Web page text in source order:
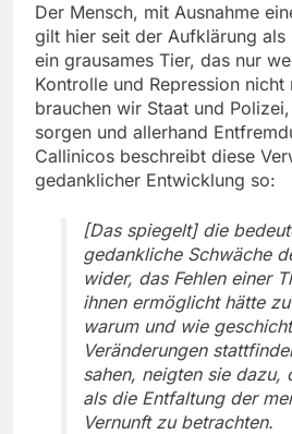
Der Mensch, mit Ausnahme
gilt hier seit der Aufklärung als
ein grausames Tier, das nur
Kontrolle und Repression
brauchen wir Staat und
sorgen und allerhand
Callinicos beschreibt diese
gedanklicher Entwicklung so:
[Das spiegelt] die
gedankliche Schwäche
wider, das Fehlen einer
ihnen ermöglicht hätte
warum und wie
Veränderungen
sahen, neigten sie dazu,
als die Entfaltung der
Vernunft zu betrachten.